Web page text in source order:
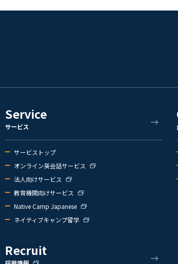
Service
サービス
サービストップ
オンライン英会話サービス
法人向けサービス
教育機関向けサービス
Native Camp Japanese
ネイティブキャンプ留学
Recruit